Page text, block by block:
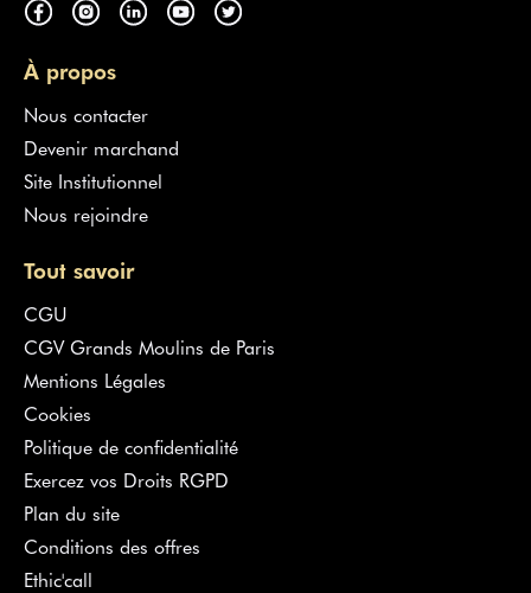
À propos
Nous contacter
Devenir marchand
Site Institutionnel
Nous rejoindre
Tout savoir
CGU
CGV Grands Moulins de Paris
Mentions Légales
Cookies
Politique de confidentialité
Exercez vos Droits RGPD
Plan du site
Conditions des offres
Ethic'call